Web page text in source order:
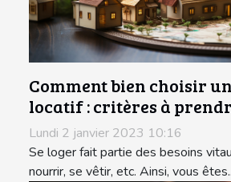
Comment bien choisir
locatif : critères à
Lundi 2 janvier 2023 10:16
Se loger fait partie des besoins
nourrir, se vêtir, etc. Ainsi, vous